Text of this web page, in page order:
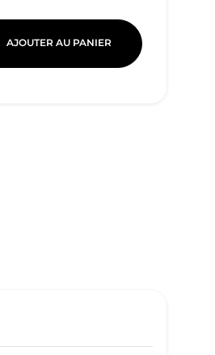
AJOUTER AU PANIER